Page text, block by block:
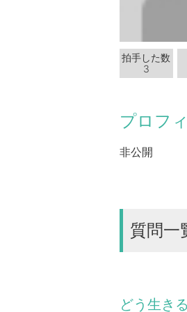
拍手した数
3
プロフ
非公開
質問一
どう生き